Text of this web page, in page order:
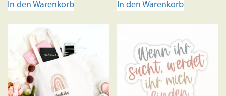
In den Warenkorb In den Warenkorb